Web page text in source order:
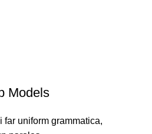
Models
uniform grammatica,